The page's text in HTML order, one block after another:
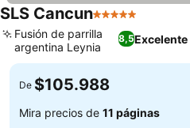
SLS Cancun5 Estrellas
8,5Excelente
Fusión de parrilla
argentina Leynia
De $105.988
Mira precios de 11 páginas